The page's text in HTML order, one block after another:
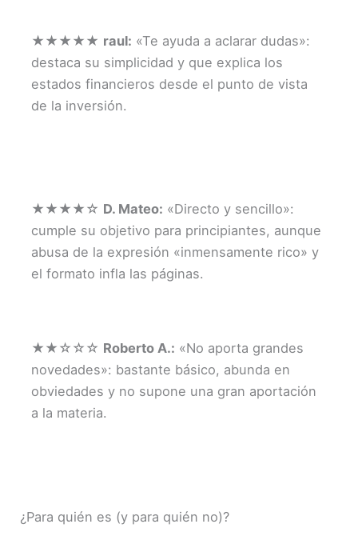
★★★★★ raul: «Te ayuda a aclarar dudas»:
destaca su simplicidad y que explica los
estados financieros desde el punto de vista
de la inversión.
★★★★☆ D. Mateo: «Directo y sencillo»:
cumple su objetivo para principiantes, aunque
abusa de la expresión «inmensamente rico» y
el formato infla las páginas.
★★☆☆☆ Roberto A.: «No aporta grandes
novedades»: bastante básico, abunda en
obviedades y no supone una gran aportación
a la materia.
¿Para quién es (y para quién no)?